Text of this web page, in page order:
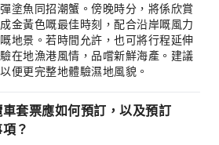
塗魚同招潮蟹。傍晚時分，將係欣賞
金黃色嘅最佳時刻，配合沿岸嘅風力
地景。若時間允許，也可將行程延伸
在地漁港風情，品嚐新鮮海產。建議
便更完整地體驗濕地風貌。
套票應如何預訂，以及預訂
？